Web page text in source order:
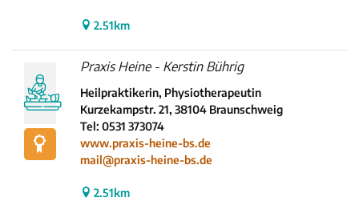
2.51km
Praxis Heine - Kerstin Bührig
Heilpraktikerin, Physiotherapeutin
Kurzekampstr. 21, 38104 Braunschweig
Tel: 0531 373074
www.praxis-heine-bs.de
mail@praxis-heine-bs.de
2.51km